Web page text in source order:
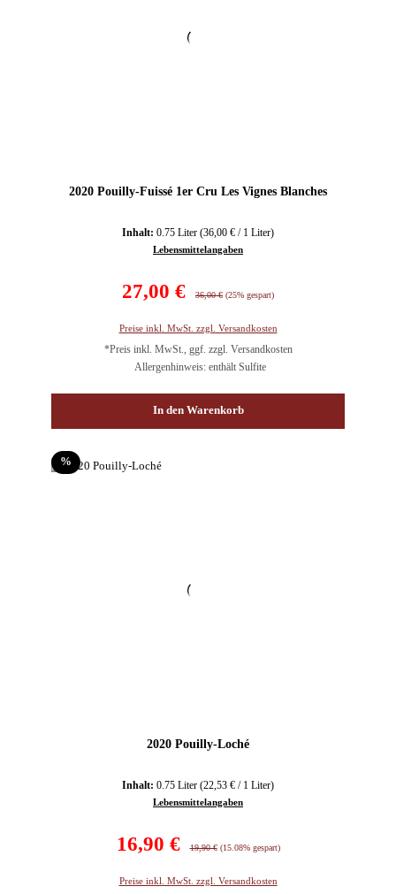
2020 Pouilly-Fuissé 1er Cru Les Vignes Blanches
Inhalt: 0.75 Liter (36,00 € / 1 Liter)
Lebensmittelangaben
27,00 € Regulärer Preis:
36,00 € (25% gespart)
Preise inkl. MwSt. zzgl. Versandkosten
*Preis inkl. MwSt., ggf. zzgl. Versandkosten
Allergenhinweis: enthält Sulfite
In den Warenkorb
%Rabatt
2020 Pouilly-Loché
Inhalt: 0.75 Liter (22,53 € / 1 Liter)
Lebensmittelangaben
16,90 € Regulärer Preis:
19,90 € (15.08% gespart)
Preise inkl. MwSt. zzgl. Versandkosten